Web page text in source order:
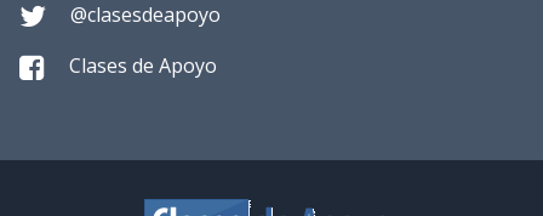
@clasesdeapoyo
Clases de Apoyo